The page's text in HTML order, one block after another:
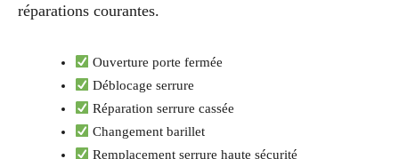
réparations courantes.
Ouverture porte fermée
Déblocage serrure
Réparation serrure cassée
Changement barillet
Remplacement serrure haute sécurité